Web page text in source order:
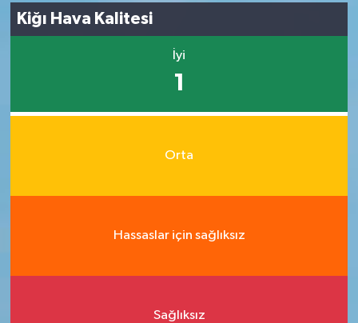
Kiğı Hava Kalitesi
İyi
1
Orta
Hassaslar için sağlıksız
Sağlıksız